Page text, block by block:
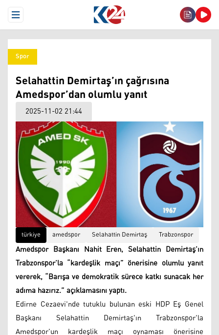
Open Menu
Spor
Selahattin Demirtaş’ın çağrısına
Amedspor’dan olumlu yanıt
2025-11-02 21:44
türkiye amedspor Selahattin Demirtaş Trabzonspor
Amedspor Başkanı Nahit Eren, Selahattin Demirtaş’ın
Trabzonspor’la “kardeşlik maçı” önerisine olumlu yanıt
vererek, “Barışa ve demokratik sürece katkı sunacak her
adıma hazırız.” açıklamasını yaptı.
Edirne Cezaevi'nde tutuklu bulunan eski HDP Eş Genel
Başkanı Selahattin Demirtaş'ın Trabzonspor'la
Amedspor'un kardeşlik maçı oynaması önerisine